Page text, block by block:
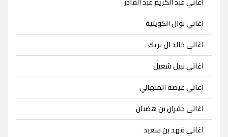
اغاني نوال الكويتية
اغاني خالد ال بريك
اغاني نبيل شعيل
اغاني عيضه المنهالي
اغاني جفران بن هضبان
اغاني فهد بن سعيد